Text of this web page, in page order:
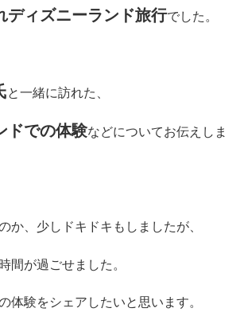
ディズニーランド旅行でした。
と一緒に訪れた、
ドでの体験などについてお伝えしま
か、少しドキドキもしましたが、
間が過ごせました。
体験をシェアしたいと思います。